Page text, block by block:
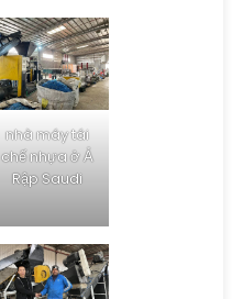
nhà máy tái
chế nhựa ở Ả
Rập Saudi